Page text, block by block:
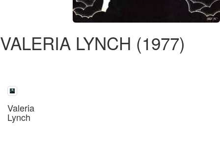
VALERIA LYNCH (1977)
Valeria
Lynch